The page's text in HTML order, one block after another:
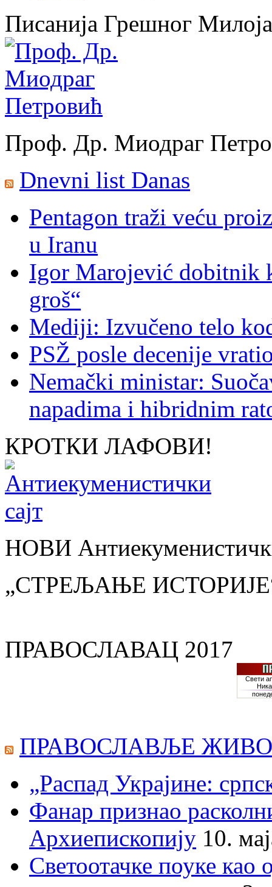
Писанија Грешног Милоја
Проф. Др. Миодраг
Dnevni list Danas
Pentagon traži veću
u Iranu
Igor Marojević dobitnik
groš“
Mediji: Izvučeno telo
PSŽ posle decenije
Nemački ministar:
napadima i hibridnim
КРОТКИ ЛАФОВИ!
НОВИ
„СТРЕЉАЊЕ
ПРАВОСЛАВАЦ 2017
ПРАВОСЛАВЉЕ
„Распад Украјине:
Фанар признао
Архиепископију 10.
Светоотачке поуке као